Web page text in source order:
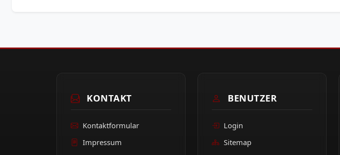
KONTAKT
Kontaktformular
Impressum
BENUTZER
Login
Sitemap